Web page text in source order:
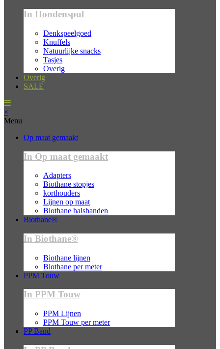
In Hondenspul
Denkspeelgoed
Knuffels
Natuurlijke snacks
Tasjes
Overig
Overig
SALE
×
Menu
Op maat gemaakt
In Op maat gemaakt
Adapters
Biothane stopjes
korthouders
Lijnen op maat
Biothane halsbanden
Biothane®
In Biothane®
Biothane lijnen
Biothane per meter
PPM Touw
In PPM Touw
PPM Lijnen
PPM Touw per meter
PP Band